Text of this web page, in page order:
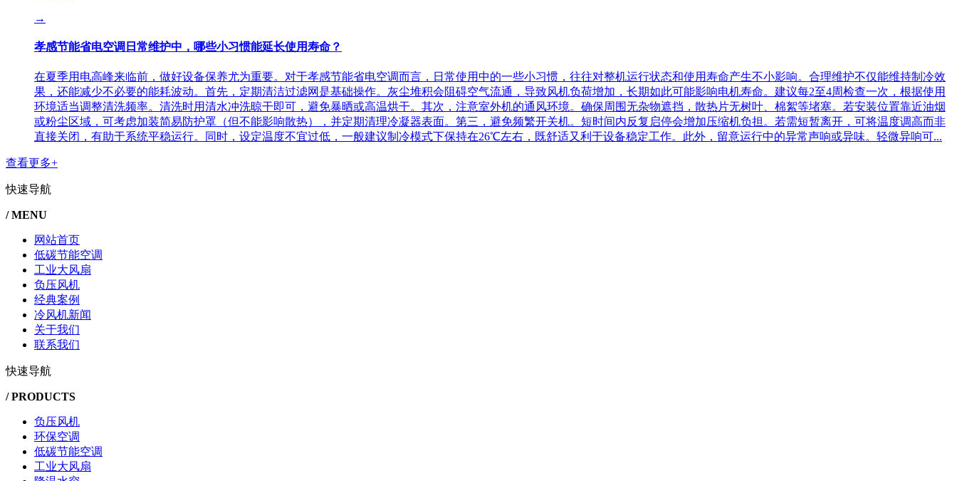
→
孝感节能省电空调日常维护中，哪些小习惯能延长使用寿命？
在夏季用电高峰来临前，做好设备保养尤为重要。对于孝感节能省电空调而言，日常使用中的一些小习惯，往往对整机运行状态和使用寿命产生不小影响。合理维护不仅能维持制冷效
果，还能减少不必要的能耗波动。首先，定期清洁过滤网是基础操作。灰尘堆积会阻碍空气流通，导致风机负荷增加，长期如此可能影响电机寿命。建议每2至4周检查一次，根据使用
环境适当调整清洗频率。清洗时用清水冲洗晾干即可，避免暴晒或高温烘干。其次，注意室外机的通风环境。确保周围无杂物遮挡，散热片无树叶、棉絮等堵塞。若安装位置靠近油烟
或粉尘区域，可考虑加装简易防护罩（但不能影响散热），并定期清理冷凝器表面。第三，避免频繁开关机。短时间内反复启停会增加压缩机负担。若需短暂离开，可将温度调高而非
直接关闭，有助于系统平稳运行。同时，设定温度不宜过低，一般建议制冷模式下保持在26℃左右，既舒适又利于设备稳定工作。此外，留意运行中的异常声响或异味。轻微异响可...
查看更多+
快速导航
/ MENU
网站首页
低碳节能空调
工业大风扇
负压风机
经典案例
冷风机新闻
关于我们
联系我们
快速导航
/ PRODUCTS
负压风机
环保空调
低碳节能空调
工业大风扇